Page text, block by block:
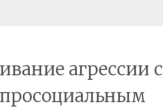
агрессии с